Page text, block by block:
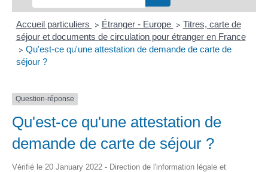
Accueil particuliers > Étranger - Europe > Titres, carte de
séjour et documents de circulation pour étranger en France
> Qu'est-ce qu'une attestation de demande de carte de
séjour ?
Question-réponse
Qu'est-ce qu'une attestation de
demande de carte de séjour ?
Vérifié le 20 January 2022 - Direction de l'information légale et